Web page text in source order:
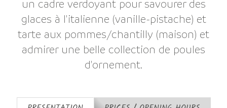
un cadre verdoyant pour savourer des
glaces à l'italienne (vanille-pistache) et
tarte aux pommes/chantilly (maison) et
admirer une belle collection de poules
d'ornement.